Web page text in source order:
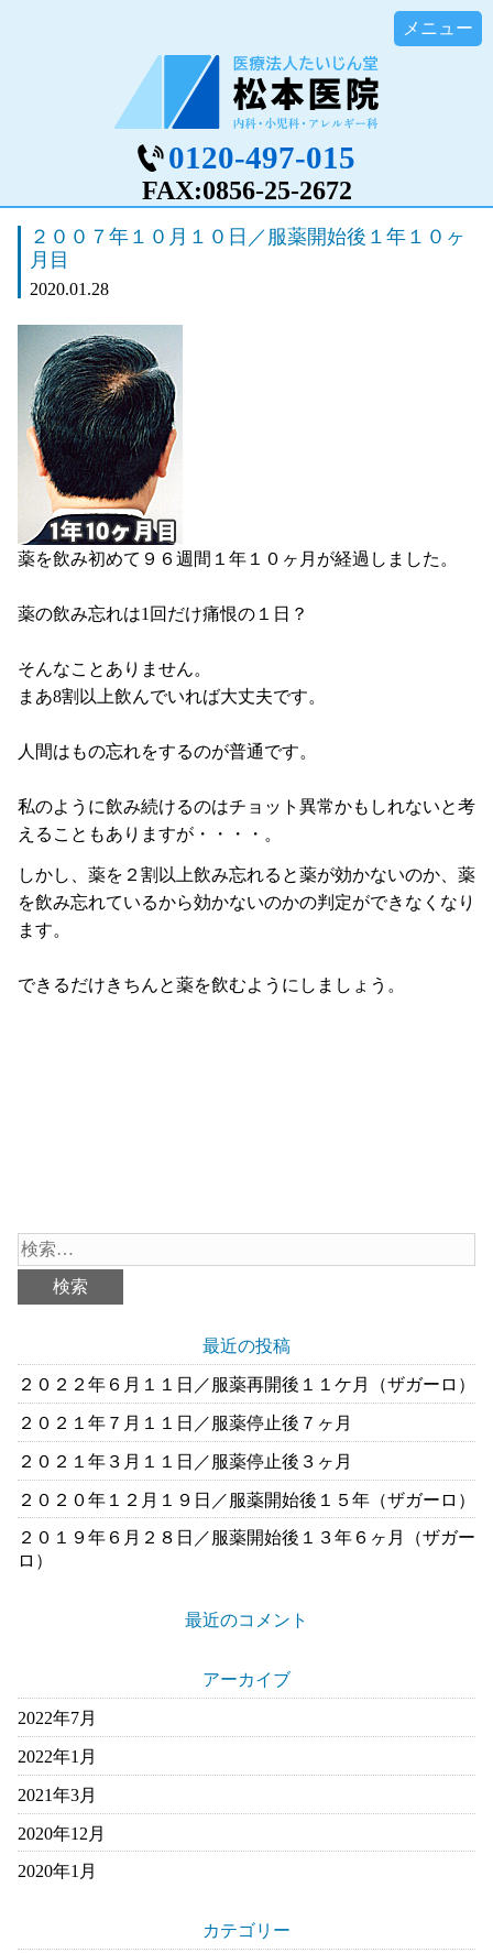
0120-497-015
FAX:0856-25-2672
２００７年１０月１０日／服薬開始後１年１０ヶ
月目
2020.01.28
薬を飲み初めて９６週間１年１０ヶ月が経過しました。
薬の飲み忘れは1回だけ痛恨の１日？
そんなことありません。
まあ8割以上飲んでいれば大丈夫です。
人間はもの忘れをするのが普通です。
私のように飲み続けるのはチョット異常かもしれないと考
えることもありますが・・・・。
しかし、薬を２割以上飲み忘れると薬が効かないのか、薬
を飲み忘れているから効かないのかの判定ができなくなり
ます。
できるだけきちんと薬を飲むようにしましょう。
最近の投稿
２０２２年６月１１日／服薬再開後１１ケ月（ザガーロ）
２０２１年７月１１日／服薬停止後７ヶ月
２０２１年３月１１日／服薬停止後３ヶ月
２０２０年１２月１９日／服薬開始後１５年（ザガーロ）
２０１９年６月２８日／服薬開始後１３年６ヶ月（ザガー
ロ）
最近のコメント
アーカイブ
2022年7月
2022年1月
2021年3月
2020年12月
2020年1月
カテゴリー